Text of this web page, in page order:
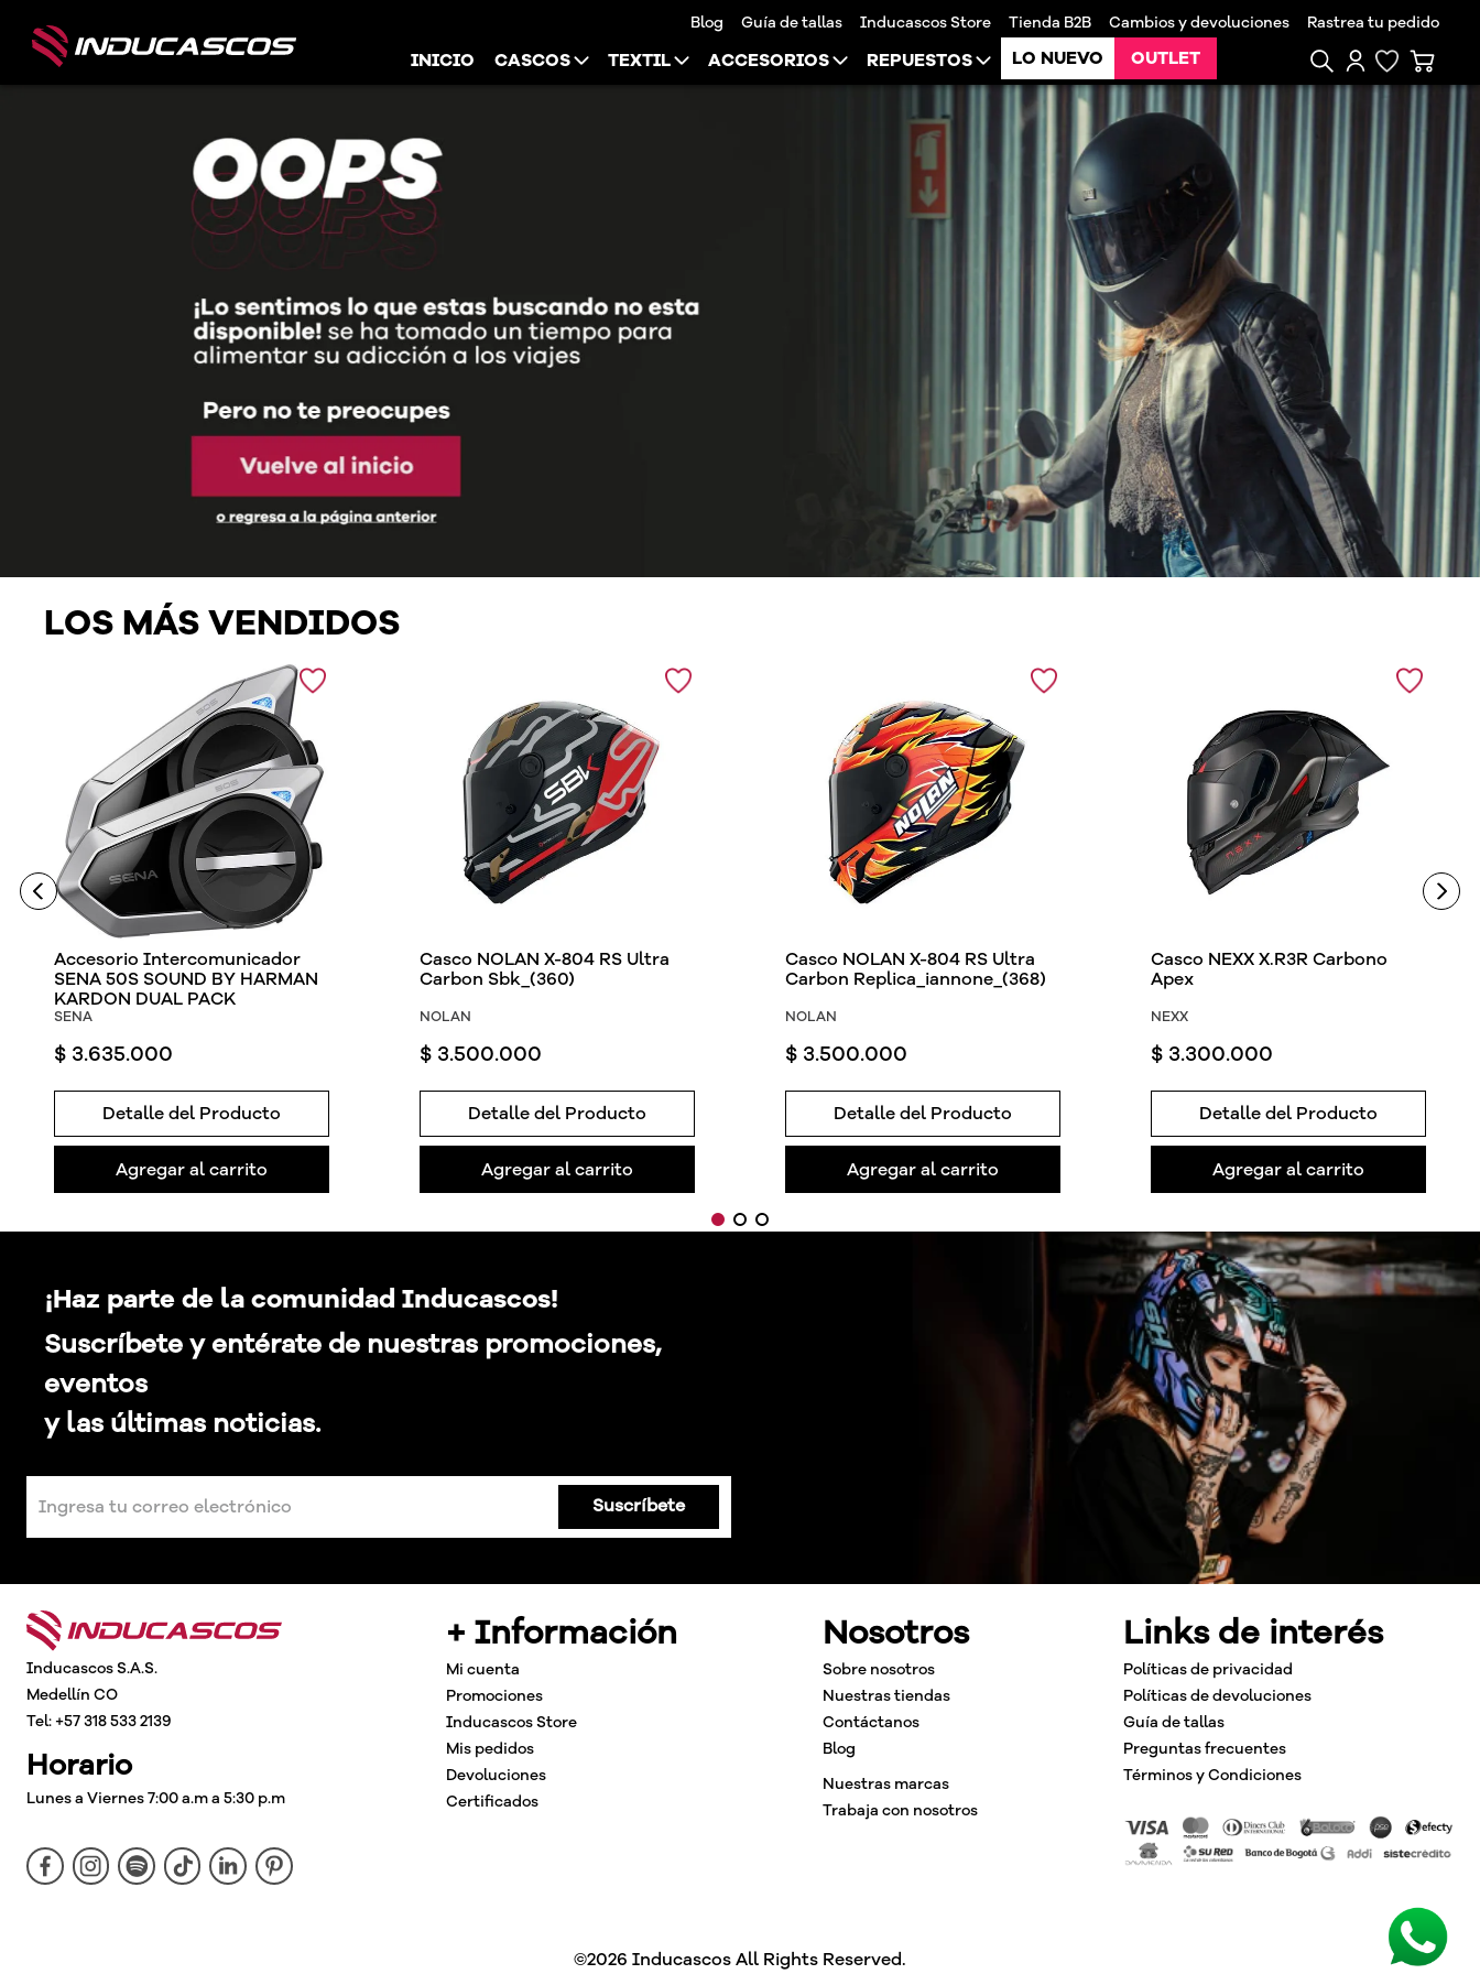
Blog Guía de tallas Inducascos Store Tienda B2B Cambios y devoluciones Rastrea tu pedido
INICIO CASCOS TEXTIL ACCESORIOS REPUESTOS LO NUEVO OUTLET
LOS MÁS VENDIDOS
Accesorio Intercomunicador
SENA 50S SOUND BY HARMAN
KARDON DUAL PACK
SENA
$ 3.635.000
Detalle del Producto
Agregar al carrito
Casco NOLAN X-804 RS Ultra
Carbon Sbk_(360)
NOLAN
$ 3.500.000
Detalle del Producto
Agregar al carrito
Casco NOLAN X-804 RS Ultra
Carbon Replica_iannone_(368)
NOLAN
$ 3.500.000
Detalle del Producto
Agregar al carrito
Casco NEXX X.R3R Carbono
Apex
NEXX
$ 3.300.000
Detalle del Producto
Agregar al carrito
¡Haz parte de la comunidad Inducascos!
Suscríbete y entérate de nuestras promociones,
eventos
y las últimas noticias.
Suscríbete
Inducascos S.A.S.
Medellín CO
Tel: +57 318 533 2139
Horario
Lunes a Viernes 7:00 a.m a 5:30 p.m
+ Información
Mi cuenta
Promociones
Inducascos Store
Mis pedidos
Devoluciones
Certificados
Nosotros
Sobre nosotros
Nuestras tiendas
Contáctanos
Blog
Nuestras marcas
Trabaja con nosotros
Links de interés
Políticas de privacidad
Políticas de devoluciones
Guía de tallas
Preguntas frecuentes
Términos y Condiciones
©2026 Inducascos All Rights Reserved.